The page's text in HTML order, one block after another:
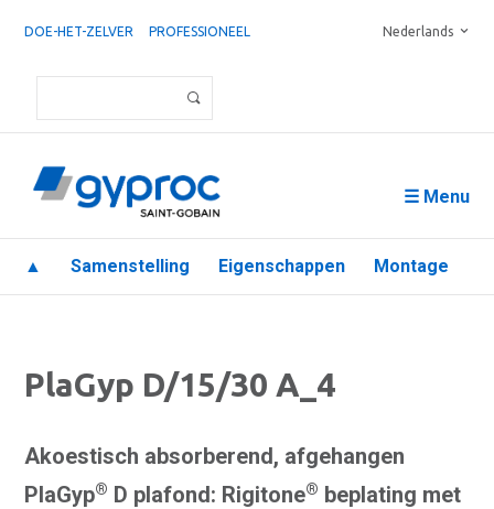
DOE-HET-ZELVER PROFESSIONEEL Nederlands
☰ Menu
▲ Samenstelling Eigenschappen Montage
PlaGyp D/15/30 A_4
Akoestisch absorberend, afgehangen
PlaGyp® D plafond: Rigitone® beplating met